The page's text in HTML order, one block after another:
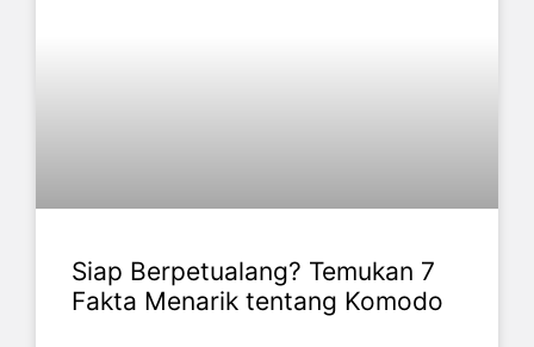
Siap Berpetualang? Temukan 7
Fakta Menarik tentang Komodo